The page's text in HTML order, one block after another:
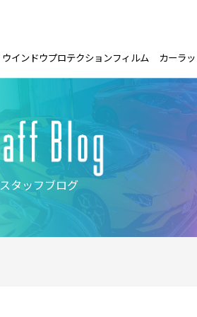
ウインドウプロテクションフィルム カーラ
スタッフブログ